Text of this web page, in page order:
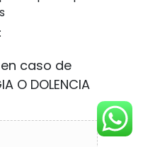
caso de
O DOLENCIA